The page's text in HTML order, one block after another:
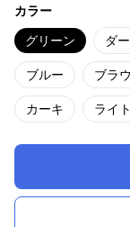
カラー
グリーン ダ
ブルー ブラ
カーキ ライ